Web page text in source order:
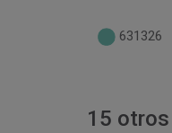
631326
15